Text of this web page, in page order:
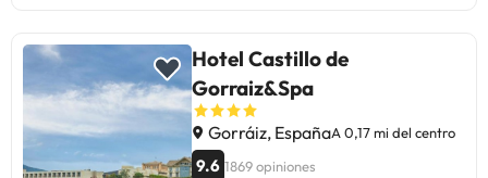
Hotel Castillo de
Gorraiz&Spa
Gorráiz, EspañaA 0,17 mi del centro
9.6 1869 opiniones